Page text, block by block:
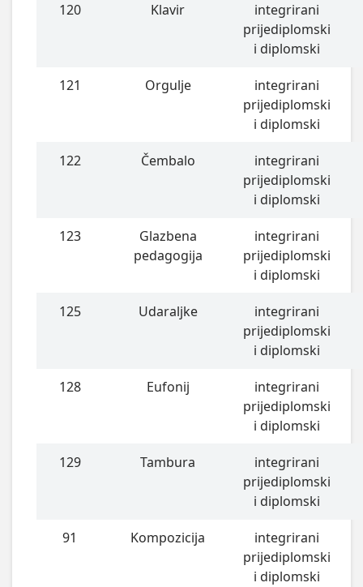
120 Klavir
integrirani
prijediplomski
i diplomski
121 Orgulje
integrirani
prijediplomski
i diplomski
122 Čembalo
integrirani
prijediplomski
i diplomski
123
Glazbena
pedagogija
integrirani
prijediplomski
i diplomski
125 Udaraljke
integrirani
prijediplomski
i diplomski
128 Eufonij
integrirani
prijediplomski
i diplomski
129 Tambura
integrirani
prijediplomski
i diplomski
91 Kompozicija
integrirani
prijediplomski
i diplomski